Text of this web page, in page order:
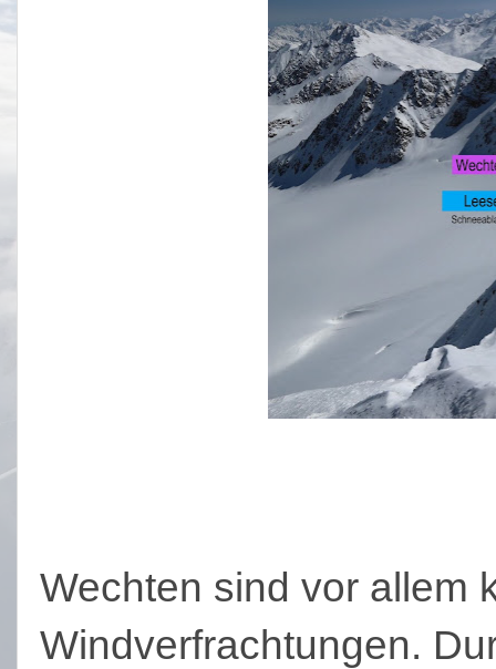
Wechten sind vor allem
Windverfrachtungen.